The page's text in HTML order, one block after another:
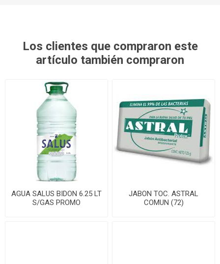
Los clientes que compraron este
artículo también compraron
AGUA SALUS BIDON 6.25 LT
S/GAS PROMO
JABON TOC. ASTRAL
COMUN (72)